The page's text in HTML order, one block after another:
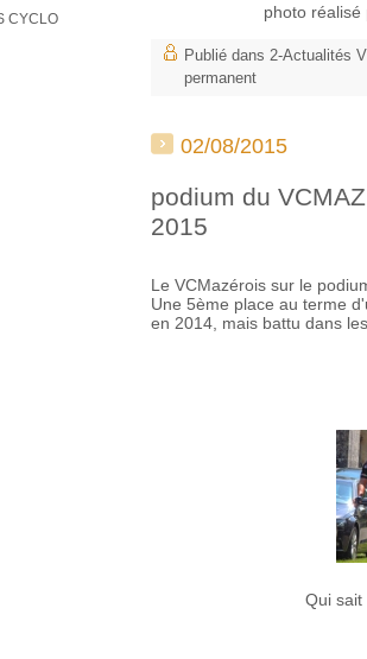
CYCLO photo
Publié dans 2-Actualités
permanent
02/08/2015
podium du
2015
Le VCMazérois sur le
Une 5ème place au terme
en 2014, mais battu dans
Qui